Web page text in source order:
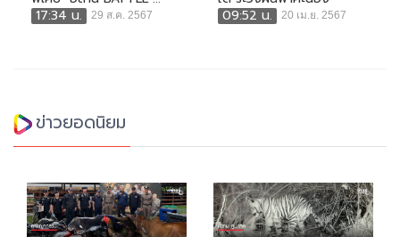
17:34 น.
29 ส.ค. 2567
09:52 น.
20 เม.ย. 2567
ข่าวยอดนิยม